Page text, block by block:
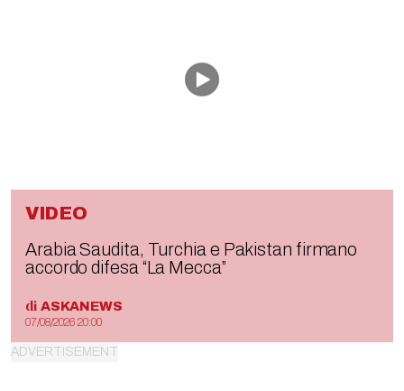
VIDEO
Arabia Saudita, Turchia e Pakistan firmano
accordo difesa “La Mecca”
di ASKANEWS
07/08/2026 20:00